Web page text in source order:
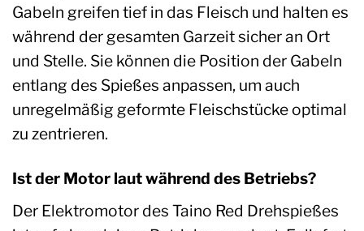
Gabeln greifen tief in das Fleisch und halten es
während der gesamten Garzeit sicher an Ort
und Stelle. Sie können die Position der Gabeln
entlang des Spießes anpassen, um auch
unregelmäßig geformte Fleischstücke optimal
zu zentrieren.
Ist der Motor laut während des Betriebs?
Der Elektromotor des Taino Red Drehspießes